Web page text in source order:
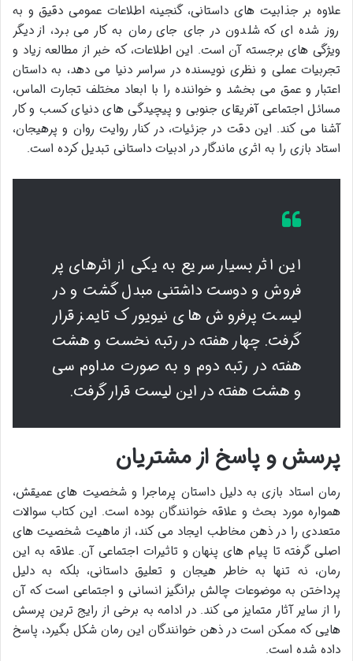
علاوه بر جذابیت های داستانی، گنجینه اطلاعات عمومی دقیق و به
روز شده ای که شلدون در جای جای رمان به کار می برد، از دیگر
ویژگی های برجسته آن است. این اطلاعات، که خبر از مطالعه زیاد و
تجربیات عملی و نظری نویسنده در سراسر دنیا می دهد، به داستان
اعتبار و عمق می بخشد و خواننده را با ابعاد مختلف تجارت الماس،
مسائل اجتماعی آفریقای جنوبی و پیچیدگی های دنیای کسب و کار
آشنا می کند. این دقت در جزئیات، در کنار روایت روان و پرهیجان،
استاد بازی را به اثری ماندگار در ادبیات داستانی تبدیل کرده است.
این اثر بسیار سریع به یکی از اثرهای پر
فروش و دوست داشتنی مبدل گشت و در
لیست پرفروش های نیویورک تایمز قرار
گرفت. چهار هفته در رتبه نخست و هشت
هفته در رتبه دوم و به صورت مداوم سی
و هشت هفته در این لیست قرار گرفت.
پرسش و پاسخ از مشتریان
رمان استاد بازی به دلیل داستان پرماجرا و شخصیت های عمیقش،
همواره مورد بحث و علاقه خوانندگان بوده است. این کتاب سوالات
متعددی را در ذهن مخاطب ایجاد می کند، از ماهیت شخصیت های
اصلی گرفته تا پیام های پنهان و تاثیرات اجتماعی آن. علاقه به این
رمان، نه تنها به خاطر هیجان و تعلیق داستانی، بلکه به دلیل
پرداختن به موضوعات چالش برانگیز انسانی و اجتماعی است که آن
را از سایر آثار متمایز می کند. در ادامه به برخی از رایج ترین پرسش
هایی که ممکن است در ذهن خوانندگان این رمان شکل بگیرد، پاسخ
داده شده است.